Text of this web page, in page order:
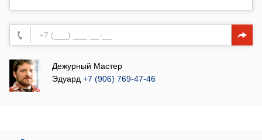
Дежурный Мастер
Эдуард +7 (906) 769-47-46